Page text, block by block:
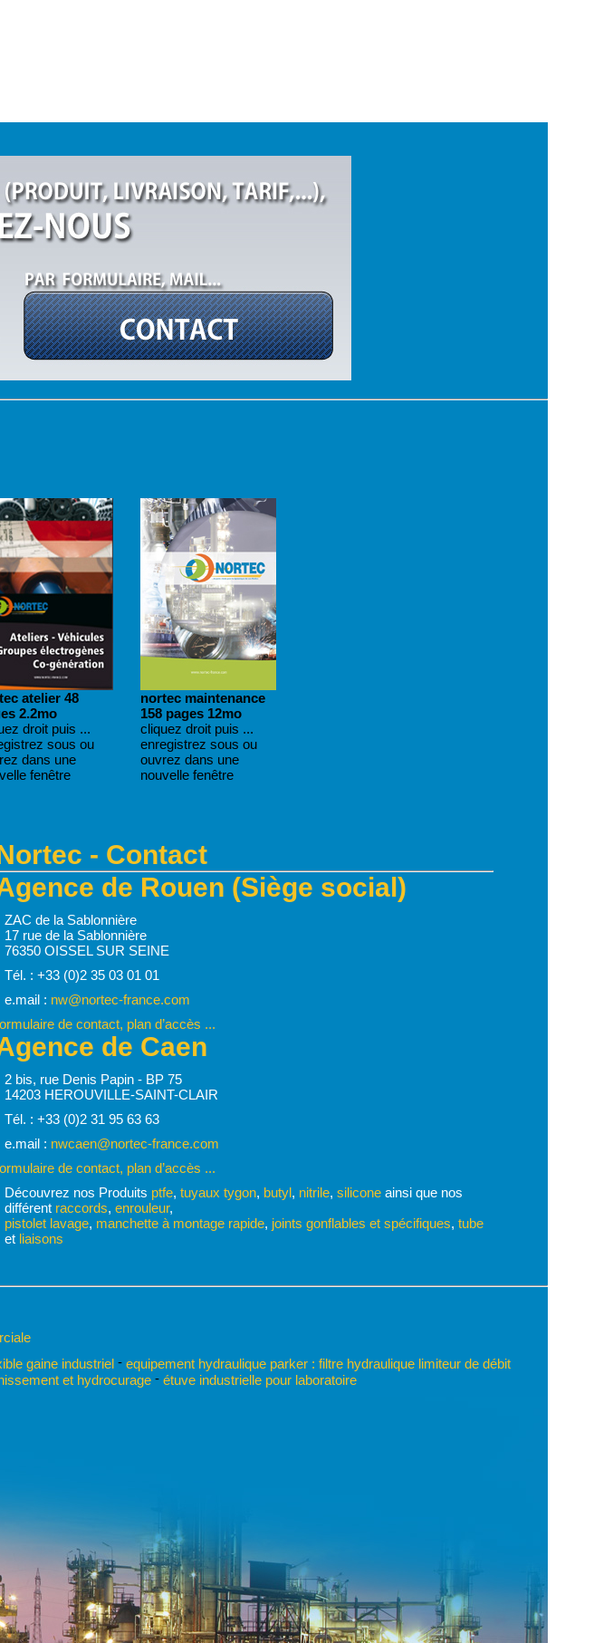
atelier 48
2.2mo
droit puis ...
sous ou
dans une
fenêtre
nortec maintenance
158 pages 12mo
cliquez droit puis ...
enregistrez sous ou
ouvrez dans une
nouvelle fenêtre
- Contact
de Rouen (Siège social)
ZAC de la Sablonnière
17 rue de la Sablonnière
76350 OISSEL SUR SEINE
Tél. : +33 (0)2 35 03 01 01
e.mail : nw@nortec-france.com
de contact, plan d’accès ...
de Caen
2 bis, rue Denis Papin - BP 75
14203 HEROUVILLE-SAINT-CLAIR
Tél. : +33 (0)2 31 95 63 63
e.mail : nwcaen@nortec-france.com
de contact, plan d’accès ...
Découvrez nos Produits ptfe, tuyaux tygon, butyl, nitrile, silicone ainsi que nos
différent raccords, enrouleur,
pistolet lavage, manchette à montage rapide, joints gonflables et spécifiques, tube
et liaisons
gaine industriel - equipement hydraulique parker : filtre hydraulique limiteur de débit
et hydrocurage - étuve industrielle pour laboratoire